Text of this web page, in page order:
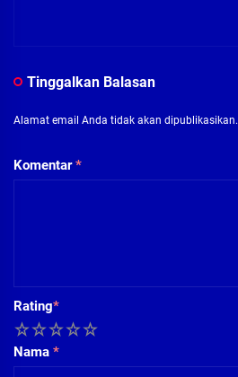
Tinggalkan Balasan
Alamat email Anda tidak akan dipublikasikan.
Komentar*
Rating*
5
4
3
2
Nama *